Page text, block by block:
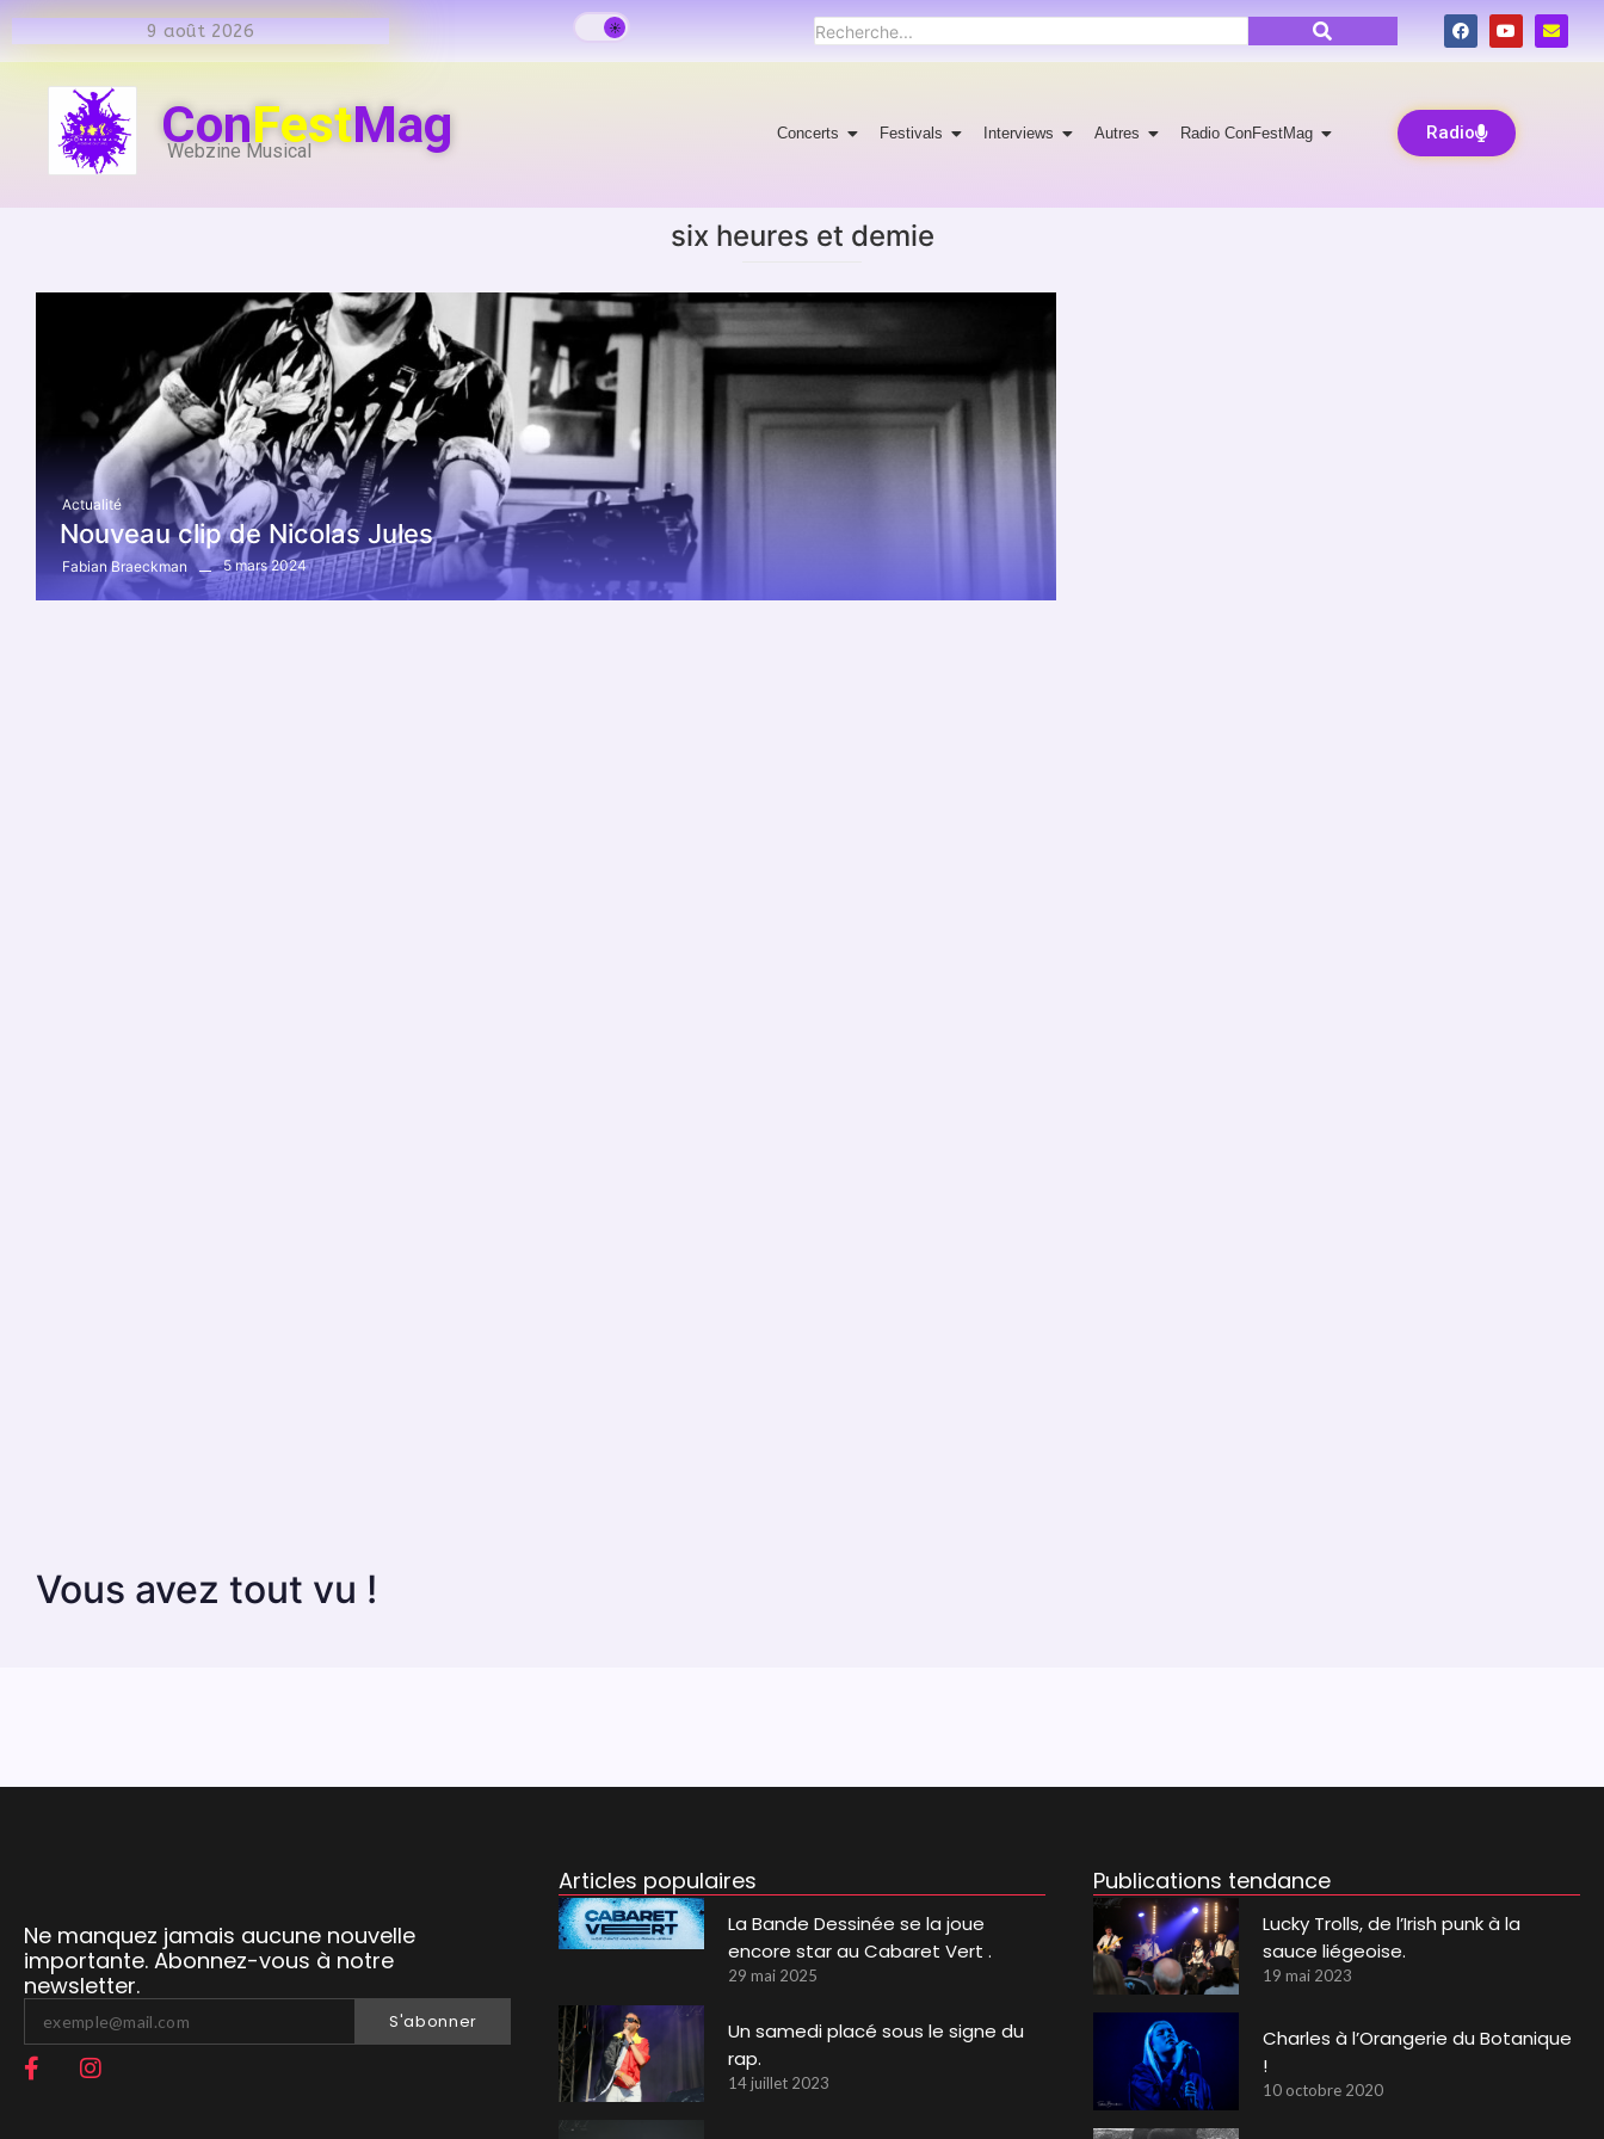
9 août 2026
ConFestMag
Webzine Musical
Concerts Festivals Interviews Autres Radio ConFestMag Radio
six heures et demie
Actualité
Nouveau clip de Nicolas Jules
Fabian Braeckman 5 mars 2024
Vous avez tout vu !
Ne manquez jamais aucune nouvelle
importante. Abonnez-vous à notre
newsletter.
S'abonner
Articles populaires
La Bande Dessinée se la joue
encore star au Cabaret Vert .
29 mai 2025
Un samedi placé sous le signe du
rap.
14 juillet 2023
Publications tendance
Lucky Trolls, de l’Irish punk à la
sauce liégeoise.
19 mai 2023
Charles à l’Orangerie du Botanique
!
10 octobre 2020